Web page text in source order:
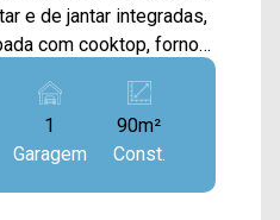
e de jantar integradas,
com cooktop, forno e
despensa e área de
área íntima oferece 02
02 banheiros
vaga de garagem
> 02
1
Garagem
90m²
Const.